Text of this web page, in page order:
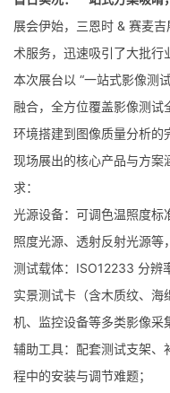
展会伊始，三恩时 & 赛麦
术服务，迅速吸引了大批行
本次展台以 “一站式影像测
融合，全方位覆盖影像测试
环境搭建到图像质量分析的
现场展出的核心产品与方案
求：
光源设备：可调色温照度标
照度光源、透射反射光源等
测试载体：ISO12233 分辨
实景测试卡（含木质纹、
机、监控设备等多类影像采
辅助工具：配套测试支架、
程中的安装与调节难题；